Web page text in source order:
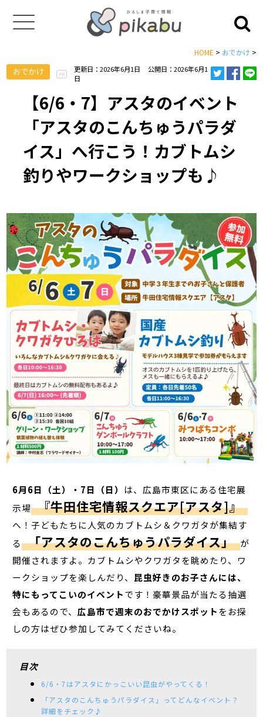
HOME > おでかけ >
おでかけ PR
更新日：2026年6月1日
公開日：2026年6月1
日
【6/6・7】アスタのイベント
「アスタのこんちゅうパラダ
イス」へ行こう！カブトムシ
釣りやワークショップも♪
6月6日（土）・7日（日） は、広島市東区にある住宅展
示場 『牛田住宅情報スクエア[アスタ]』
へ！子どもたちに人気のカブトムシ＆クワガタが集結す
る 「アスタのこんちゅうパラダイス」 が
開催されますよ。カブトムシやクワガタを眺めたり、ワ
ークショップを楽しんだり、昆虫好きのお子さんには、
特にもってこいのイベントです！豪華景品が当たる抽選
会もあるので、広島市で週末のおでかけスポットをお探
しの方はぜひ参加してみてくださいね。
目次
6/6・7はアスタにかっこいい昆虫がやってくる！
「アスタのこんちゅうパラダイス」ってどんなイベント？
詳細をチェック♪